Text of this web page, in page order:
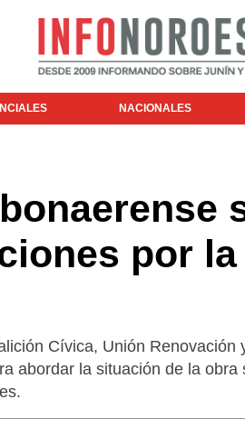
NACIONALES
por
Cívica, Unión Renovación
abordar la situación de la